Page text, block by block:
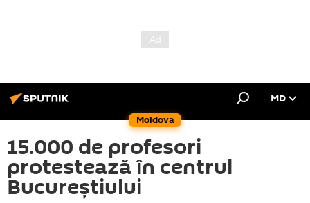
Moldova
MD
15.000 de profesori
protestează în centrul
Bucureștiului